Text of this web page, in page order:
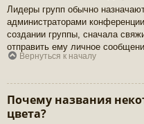
Лидеры групп обычно
администраторами
создании группы, сначала
отправить ему личное
Вернуться к началу
Почему названия
цвета?